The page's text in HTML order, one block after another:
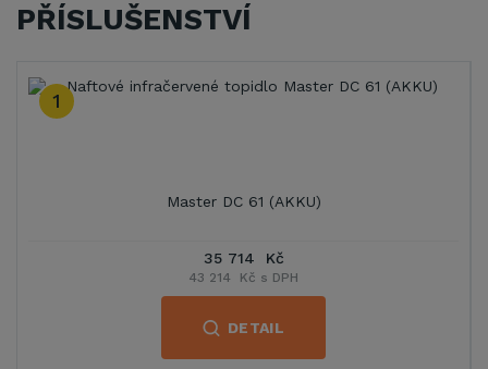
PŘÍSLUŠENSTVÍ
1
Master DC 61 (AKKU)
35 714 Kč
43 214 Kč s DPH
DETAIL